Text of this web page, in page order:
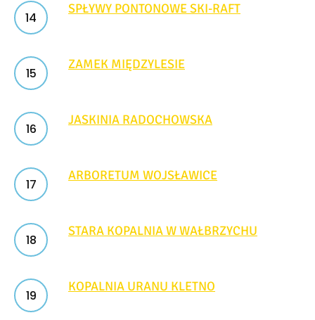
SPŁYWY PONTONOWE SKI-RAFT
ZAMEK MIĘDZYLESIE
JASKINIA RADOCHOWSKA
ARBORETUM WOJSŁAWICE
STARA KOPALNIA W WAŁBRZYCHU
KOPALNIA URANU KLETNO